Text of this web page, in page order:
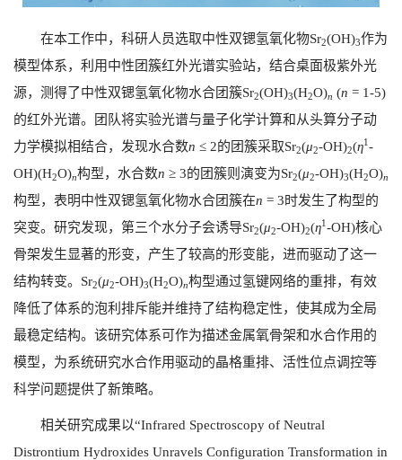
在本工作中，科研人员选取中性双锶氢氧化物Sr2(OH)3作为
模型体系，利用中性团簇红外光谱实验站，结合桌面极紫外光
源，测得了中性双锶氢氧化物水合团簇Sr2(OH)3(H2O)n (n = 1-5)
的红外光谱。团队将实验光谱与量子化学计算和从头算分子动
力学模拟相结合，发现水合数n ≤ 2的团簇采取Sr2(μ2-OH)2(η1-
OH)(H2O)n构型，水合数n ≥ 3的团簇则演变为Sr2(μ2-OH)3(H2O)n
构型，表明中性双锶氢氧化物水合团簇在n = 3时发生了构型的
突变。研究发现，第三个水分子会诱导Sr2(μ2-OH)2(η1-OH)核心
骨架发生显著的形变，产生了较高的形变能，进而驱动了这一
结构转变。 Sr2(μ2-OH)3(H2O)n构型通过氢键网络的重排，有效
降低了体系的泡利排斥能并维持了结构稳定性，使其成为全局
最稳定结构。该研究体系可作为描述金属氧骨架和水合作用的
模型，为系统研究水合作用驱动的晶格重排、活性位点调控等
科学问题提供了新策略。
相关研究成果以“Infrared Spectroscopy of Neutral
Distrontium Hydroxides Unravels Configuration Transformation in